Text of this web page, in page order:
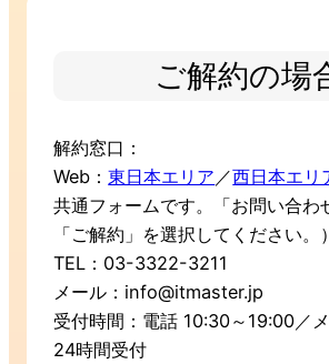
ご解約の場
解約窓口：
Web：東日本エリア ／西日本エリ
共通フォームです。「お問い合わ
「ご解約」を選択してください。）
TEL：03-3322-3211
メール：info@itmaster.jp
受付時間：電話 10:30～19:00／
24時間受付